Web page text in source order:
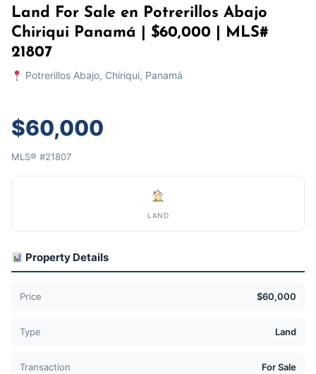
Land For Sale en Potrerillos Abajo
Chiriqui Panamá | $60,000 | MLS#
21807
Potrerillos Abajo, Chiriqui, Panamá
$60,000
MLS® #21807
LAND
Property Details
Price $60,000
Type Land
Transaction For Sale